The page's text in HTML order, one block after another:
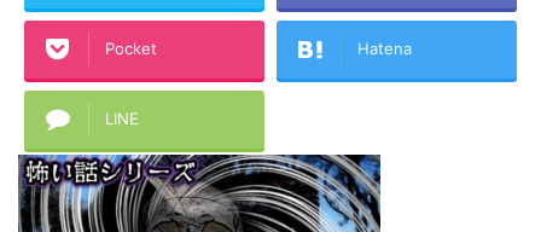
Pocket Hatena
LINE